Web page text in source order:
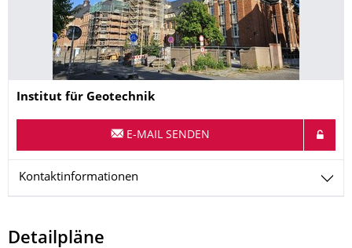
Name
Institut für Geotechnik
E-MAIL SENDEN
Kontaktinformationen
Detailpläne